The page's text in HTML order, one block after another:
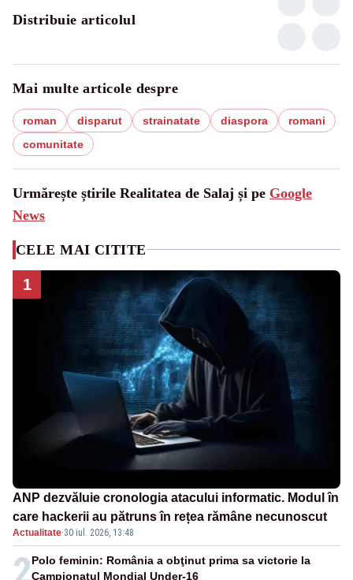
Distribuie articolul
Mai multe articole despre
roman disparut strainatate diaspora
romani
comunitate
Urmărește știrile Realitatea de Salaj și pe Google
News
CELE MAI CITITE
1
ANP dezvăluie cronologia atacului informatic. Modul în
care hackerii au pătruns în rețea rămâne necunoscut
Actualitate·30 iul. 2026, 13:48
2Polo feminin: România a obţinut prima sa victorie la
Campionatul Mondial Under-16